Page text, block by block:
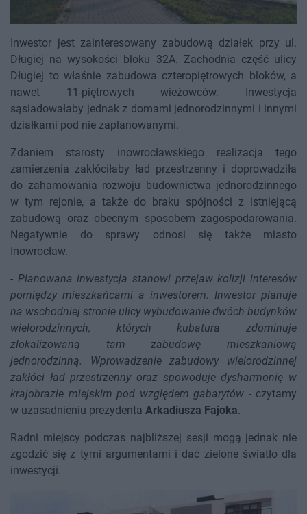
Inwestor jest zainteresowany zabudową działek przy ul.
Długiej na wysokości bloku 32A. Zachodnia część ulicy
Długiej to właśnie zabudowa czteropiętrowych bloków, a
nawet 11-piętrowych wieżowców. Inwestycja
sąsiadowałaby jednak z domami jednorodzinnymi i innymi
działkami pod nie zaplanowanymi.
Zdaniem starosty inowrocławskiego realizacja tego
zamierzenia zakłóciłaby ład przestrzenny i doprowadziła
do zahamowania rozwoju budownictwa jednorodzinnego
w tym rejonie, a także do braku spójności z istniejącą
zabudową oraz obecnym sposobem zagospodarowania.
Negatywnie do sprawy odnosi się także miasto
Inowrocław.
- Planowana inwestycja stanowi przejaw kolizji interesów
pomiędzy mieszkańcami a inwestorem. Inwestor planuje
na wschodniej stronie ulicy wybudowanie dwóch budynków
wielorodzinnych, których kubatura zdominuje
zlokalizowaną tam zabudowę mieszkaniową
jednorodzinną. Wprowadzenie zabudowy wielorodzinnej
zakłóci ład przestrzenny oraz spowoduje dysharmonię w
krajobrazie miejskim pod względem gabarytów - czytamy
w uzasadnieniu prezydenta Arkadiusza Fajoka.
Radni miejscy podczas najbliższej sesji mogą jednak nie
zgodzić się z tymi argumentami i dać zielone światło dla
inwestycji.